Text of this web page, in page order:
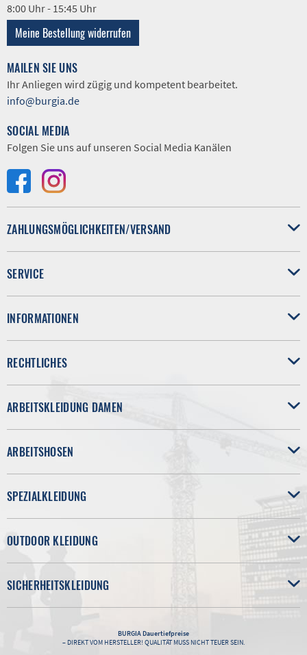
8:00 Uhr - 15:45 Uhr
Meine Bestellung widerrufen
MAILEN SIE UNS
Ihr Anliegen wird zügig und kompetent bearbeitet.
info@burgia.de
SOCIAL MEDIA
Folgen Sie uns auf unseren Social Media Kanälen
ZAHLUNGSMÖGLICHKEITEN/VERSAND
SERVICE
INFORMATIONEN
RECHTLICHES
ARBEITSKLEIDUNG DAMEN
ARBEITSHOSEN
SPEZIALKLEIDUNG
OUTDOOR KLEIDUNG
SICHERHEITSKLEIDUNG
BURGIADauertiefpreise
– DIREKT VOM HERSTELLER! QUALITÄT MUSS NICHT TEUER SEIN.